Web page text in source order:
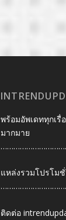
พร้อมอัพเดททุกเรื่
มากมาย
แหล่งรวมโปรโม
ติดต่อ